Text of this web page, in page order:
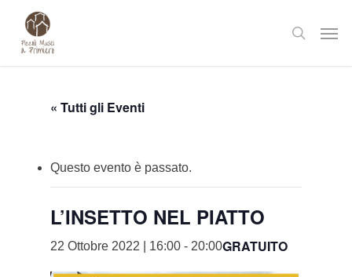
main
search
« Tutti gli Eventi
Questo evento è passato.
L’INSETTO NEL PIATTO
22 Ottobre 2022 | 16:00 - 20:00GRATUITO